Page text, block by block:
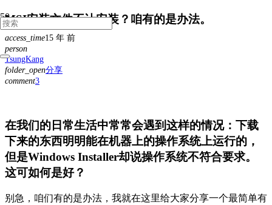
MSI安装文件不让安装？咱有的是办法。
access_time15 年 前
person
TsungKang
folder_open分享
comment3条
在我们的日常生活中常常会遇到这样的情况：下载
下来的东西明明能在机器上的操作系统上运行的，
但是Windows Installer却说操作系统不符合要求。
这可如何是好？
别急，咱们有的是办法，我就在这里给大家分享一个最简单有